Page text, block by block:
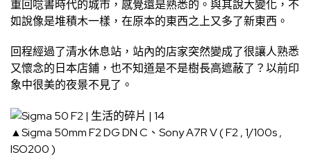
重回唸書時代的城市，感覺還是熟悉的。與其說大變化，不
如說像是堆積木一樣，在原本的東西之上又多了新東西。
回程經過了清水休息站，站內的店家突然變成了很讓人熟悉
又懷念的日本店鋪，也不知道是不是樹長高遮蔽了？以前印
象中很美的夜景不見了。
▲Sigma 50mm F2 DG DN C、Sony A7R V ( F2 , 1/100s ,
ISO200 )